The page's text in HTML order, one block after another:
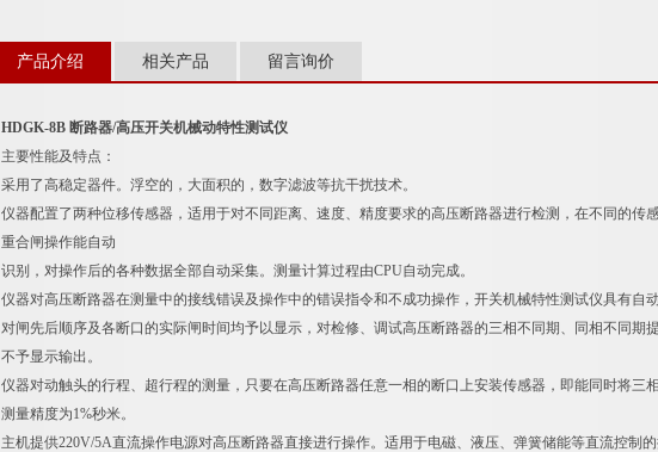
产品介绍 相关产品 留言询价
HDGK-8B 断路器/高压开关机械动特性测试仪
主要性能及特点：
采用了高稳定器件。浮空的，大面积的，数字滤波等抗干扰技术。
仪器配置了两种位移传感器，适用于对不同距离、速度、精度要求的高压断路器进行检测，在不同的传
重合闸操作能自动
识别，对操作后的各种数据全部自动采集。测量计算过程由CPU自动完成。
仪器对高压断路器在测量中的接线错误及操作中的错误指令和不成功操作，开关机械特性测试仪具有自
对闸先后顺序及各断口的实际闸时间均予以显示，对检修、调试高压断路器的三相不同期、同相不同期
不予显示输出。
仪器对动触头的行程、超行程的测量，只要在高压断路器任意一相的断口上安装传感器，即能同时将三
测量精度为1%秒米。
主机提供220V/5A直流操作电源对高压断路器直接进行操作。适用于电磁、液压、弹簧储能等直流控制的